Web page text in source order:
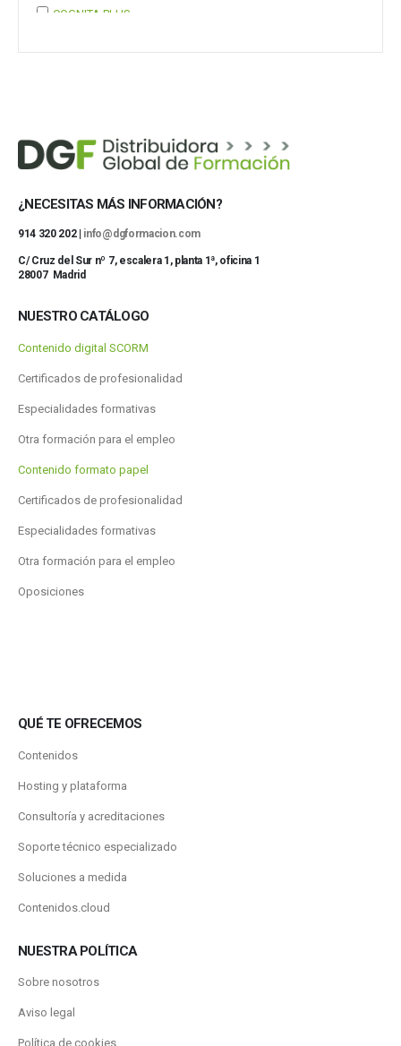
COGNITA PLUS
Mostrar 37 más
¿NECESITAS MÁS INFORMACIÓN?
914 320 202 | info@dgformacion.com
C/ Cruz del Sur nº 7, escalera 1, planta 1ª, oficina 1
28007 Madrid
NUESTRO CATÁLOGO
Contenido digital SCORM
Certificados de profesionalidad
Especialidades formativas
Otra formación para el empleo
Contenido formato papel
Certificados de profesionalidad
Especialidades formativas
Otra formación para el empleo
Oposiciones
QUÉ TE OFRECEMOS
Contenidos
Hosting y plataforma
Consultoría y acreditaciones
Soporte técnico especializado
Soluciones a medida
Contenidos.cloud
NUESTRA POLÍTICA
Sobre nosotros
Aviso legal
Política de cookies